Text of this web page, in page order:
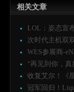
相关文章
LOL：姿态宣
次时代主机双
WES参展商-
“再见到你，
收复艾尔！《
冠军回归！